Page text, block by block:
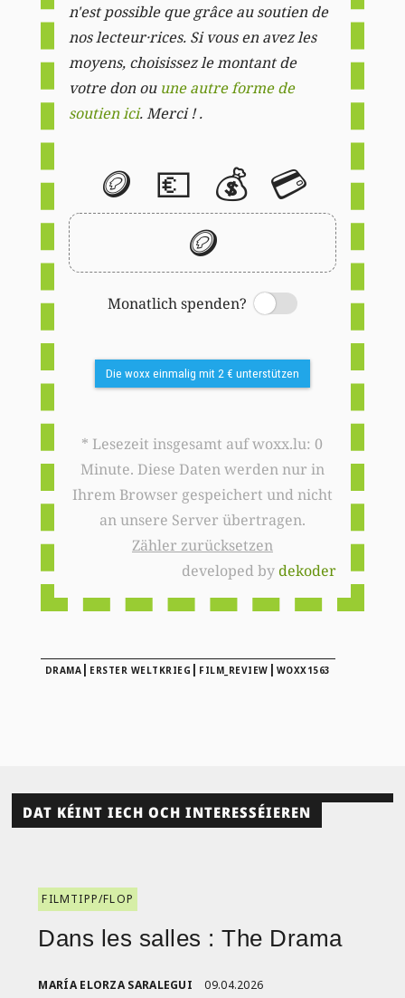
n'est possible que grâce au soutien de
nos lecteur·rices. Si vous en avez les
moyens, choisissez le montant de
votre don ou une autre forme de
soutien ici. Merci ! .
🪙 💶 💰 💳
🪙
Monatlich spenden?
Switch
Die woxx einmalig mit 2 € unterstützen
* Lesezeit insgesamt auf woxx.lu: 0
Minute. Diese Daten werden nur in
Ihrem Browser gespeichert und nicht
an unsere Server übertragen.
Zähler zurücksetzen
developed bydekoder
DRAMA | ERSTER WELTKRIEG | FILM_REVIEW | WOXX1563
DAT KÉINT IECH OCH INTERESSÉIEREN
FILMTIPP/FLOP
Dans les salles : The Drama
MARÍA ELORZA SARALEGUI 09.04.2026